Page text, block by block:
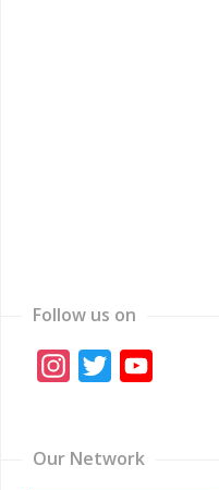
Follow us on
Instagram
Twitter
Our Network